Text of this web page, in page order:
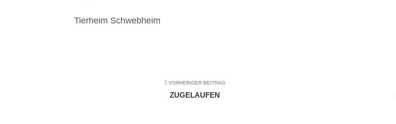
Tierheim Schwebheim
VORHERIGER BEITRAG
ZUGELAUFEN